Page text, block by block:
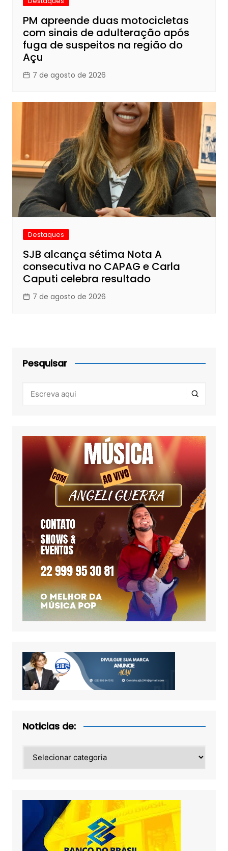
PM apreende duas motocicletas
com sinais de adulteração após
fuga de suspeitos na região do
Açu
7 de agosto de 2026
Destaques
SJB alcança sétima Nota A
consecutiva no CAPAG e Carla
Caputi celebra resultado
7 de agosto de 2026
Pesquisar
Noticias de:
de: